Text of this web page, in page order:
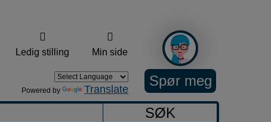
Ledig stilling Min side
Spør meg
Powered by Translate
SØK